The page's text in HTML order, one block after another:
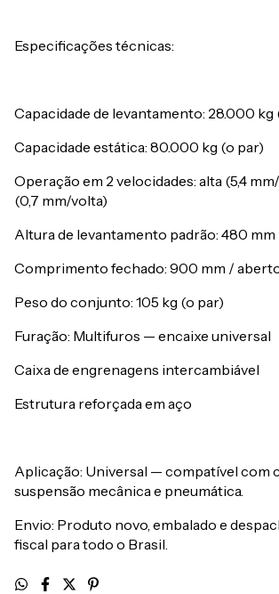
Especificações técnicas:
Capacidade de levantamento: 28.000 kg
Capacidade estática: 80.000 kg (o par)
Operação em 2 velocidades: alta (5,4
(0,7 mm/volta)
Altura de levantamento padrão: 480 mm
Comprimento fechado: 900 mm /
Peso do conjunto: 105 kg (o par)
Furação: Multifuros — encaixe universal
Caixa de engrenagens intercambiável
Estrutura reforçada em aço
Aplicação: Universal — compatível com
suspensão mecânica e pneumática.
Envio: Produto novo, embalado e
fiscal para todo o Brasil.